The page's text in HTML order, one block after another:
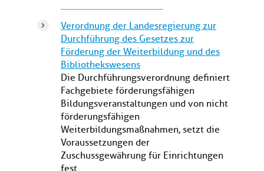
Verordnung der Landesregierung zur
Durchführung des Gesetzes zur
Förderung der Weiterbildung und des
Bibliothekswesens
Die Durchführungsverordnung definiert
Fachgebiete förderungsfähigen
Bildungsveranstaltungen und von nicht
förderungsfähigen
Weiterbildungsmaßnahmen, setzt die
Voraussetzungen der
Zuschussgewährung für Einrichtungen